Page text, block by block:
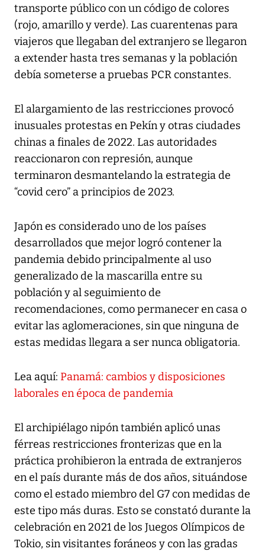
transporte público con un código de colores
(rojo, amarillo y verde). Las cuarentenas para
viajeros que llegaban del extranjero se llegaron
a extender hasta tres semanas y la población
debía someterse a pruebas PCR constantes.
El alargamiento de las restricciones provocó
inusuales protestas en Pekín y otras ciudades
chinas a finales de 2022. Las autoridades
reaccionaron con represión, aunque
terminaron desmantelando la estrategia de
“covid cero” a principios de 2023.
Japón es considerado uno de los países
desarrollados que mejor logró contener la
pandemia debido principalmente al uso
generalizado de la mascarilla entre su
población y al seguimiento de
recomendaciones, como permanecer en casa o
evitar las aglomeraciones, sin que ninguna de
estas medidas llegara a ser nunca obligatoria.
Lea aquí: Panamá: cambios y disposiciones
laborales en época de pandemia
El archipiélago nipón también aplicó unas
férreas restricciones fronterizas que en la
práctica prohibieron la entrada de extranjeros
en el país durante más de dos años, situándose
como el estado miembro del G7 con medidas de
este tipo más duras. Esto se constató durante la
celebración en 2021 de los Juegos Olímpicos de
Tokio, sin visitantes foráneos y con las gradas